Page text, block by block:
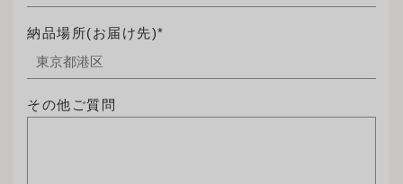
納品場所(お届け先)*
その他ご質問